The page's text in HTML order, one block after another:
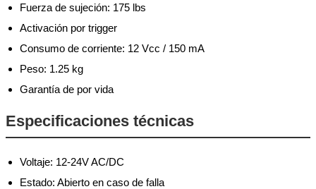
Fuerza de sujeción: 175 lbs
Activación por trigger
Consumo de corriente: 12 Vcc / 150 mA
Peso: 1.25 kg
Garantía de por vida
Especificaciones técnicas
Voltaje: 12-24V AC/DC
Estado: Abierto en caso de falla